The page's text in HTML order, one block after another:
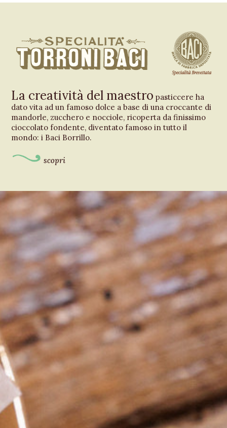
La creatività del maestro pasticcere ha
dato vita ad un famoso dolce a base di una croccante di
mandorle, zucchero e nocciole, ricoperta da finissimo
cioccolato fondente, diventato famoso in tutto il
mondo: i Baci Borrillo.
scopri